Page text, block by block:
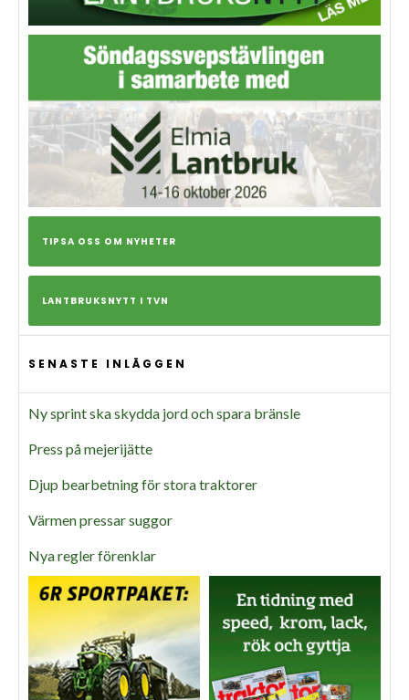
TIPSA OSS OM NYHETER
LANTBRUKSNYTT I TVN
SENASTE INLÄGGEN
Ny sprint ska skydda jord och spara bränsle
Press på mejerijätte
Djup bearbetning för stora traktorer
Värmen pressar suggor
Nya regler förenklar